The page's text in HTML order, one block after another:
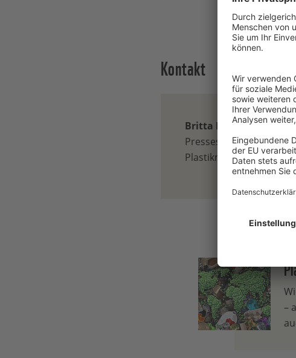
Kontakt
Britta König
Pressesprecherin für
Plastikmüll / Hamburg
–